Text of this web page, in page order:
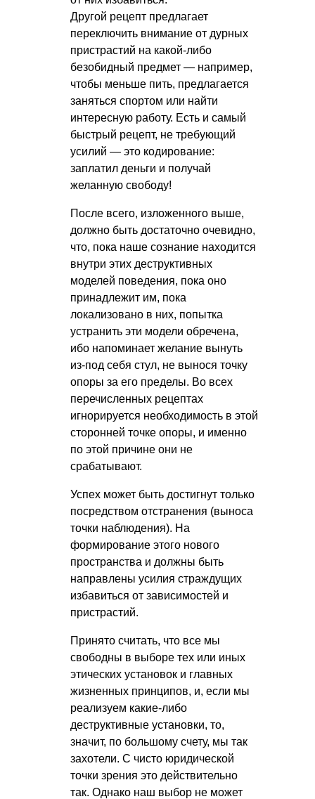
Другой рецепт предлагает
переключить внимание от дурных
пристрастий на какой-либо
безобидный предмет — например,
чтобы меньше пить, предлагается
заняться спортом или найти
интересную работу. Есть и самый
быстрый рецепт, не требующий
усилий — это кодирование:
заплатил деньги и получай
желанную свободу!
После всего, изложенного выше,
должно быть достаточно очевидно,
что, пока наше сознание находится
внутри этих деструктивных
моделей поведения, пока оно
принадлежит им, пока
локализовано в них, попытка
устранить эти модели обречена,
ибо напоминает желание вынуть
из-под себя стул, не вынося точку
опоры за его пределы. Во всех
перечисленных рецептах
игнорируется необходимость в этой
сторонней точке опоры, и именно
по этой причине они не
срабатывают.
Успех может быть достигнут только
посредством отстранения (выноса
точки наблюдения). На
формирование этого нового
пространства и должны быть
направлены усилия страждущих
избавиться от зависимостей и
пристрастий.
Принято считать, что все мы
свободны в выборе тех или иных
этических установок и главных
жизненных принципов, и, если мы
реализуем какие-либо
деструктивные установки, то,
значит, по большому счету, мы так
захотели. С чисто юридической
точки зрения это действительно
так. Однако наш выбор не может